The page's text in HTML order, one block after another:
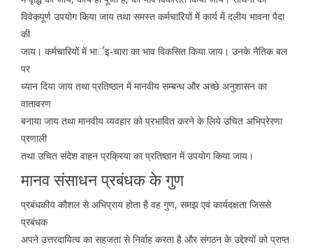
विवेकपूर्ण उपयोग किया जाय तथा समस्त कर्मचारियों में कार्य में दलीय भावना पैदा
की
जाय। कर्मचारियों में भार्इ-चारा का भाव विकसित किया जाय। उनके नैतिक बल
पर
ध्यान दिया जाय तथा प्रतिष्ठान में मानवीय सम्बन्ध और अच्छे अनुशासन का
वातावरण
बनाया जाय तथा मानवीय व्यवहार को प्रभावित करने के लिये उचित अभिप्रेरणा
प्रणाली
तथा उचित संदेश वाहन प्रक्रिया का प्रतिष्ठान में उपयोग किया जाय।
मानव संसाधन प्रबंधक के गुण
प्रबंधकीय कौशल से अभिप्राय होता है वह गुण, समझ एवं कार्यदक्षता जिससे
प्रबंधक
अपने उत्तरदायित्व का सहजता से निर्वाह करता है और संगठन के उद्देश्यों को प्राप्त